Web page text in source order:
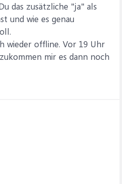
das zusätzliche "ja" als
und wie es genau
wieder offline. Vor 19 Uhr
mir es dann noch